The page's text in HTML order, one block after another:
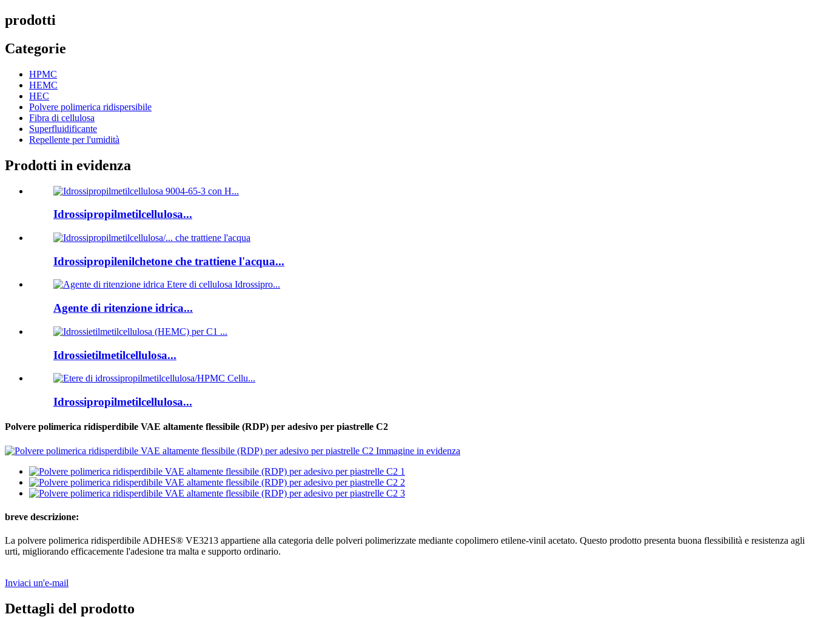
prodotti
Categorie
HPMC
HEMC
HEC
Polvere polimerica ridispersibile
Fibra di cellulosa
Superfluidificante
Repellente per l'umidità
Prodotti in evidenza
Idrossipropilmetilcellulosa...
Idrossipropilenilchetone che trattiene l'acqua...
Agente di ritenzione idrica...
Idrossietilmetilcellulosa...
Idrossipropilmetilcellulosa...
Polvere polimerica ridisperdibile VAE altamente flessibile (RDP) per adesivo per piastrelle C2
breve descrizione:
La polvere polimerica ridisperdibile ADHES® VE3213 appartiene alla categoria delle polveri polimerizzate mediante copolimero etilene-vinil acetato. Questo prodotto presenta buona flessibilità e resistenza agli
urti, migliorando efficacemente l'adesione tra malta e supporto ordinario.
Inviaci un'e-mail
Dettagli del prodotto